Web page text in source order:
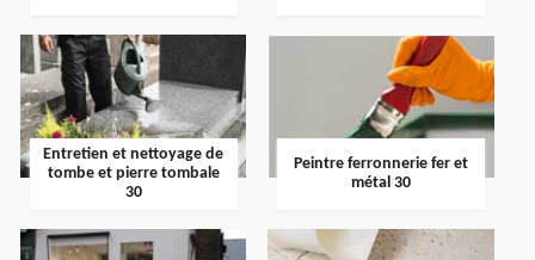
Entretien et nettoyage de
tombe et pierre tombale
30
Peintre ferronnerie fer et
métal 30